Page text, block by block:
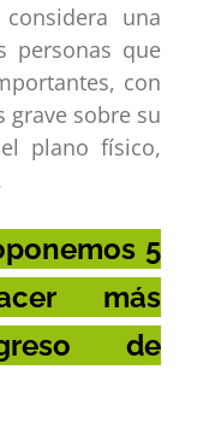
una
personas que
con
grave sobre su
plano físico,
5
más
de